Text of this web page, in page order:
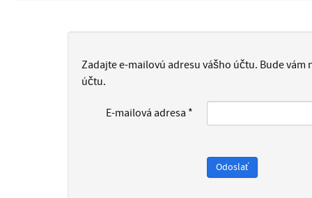
Zadajte e-mailovú adresu vášho účtu. Bude
účtu.
E-mailová adresa *
Odoslať